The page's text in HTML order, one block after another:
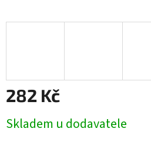
282 Kč
cena:
Skladem u dodavatele